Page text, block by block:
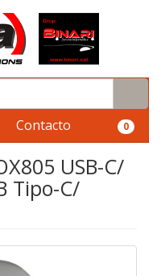
Contacto 0
USB-C/
Tipo-C/